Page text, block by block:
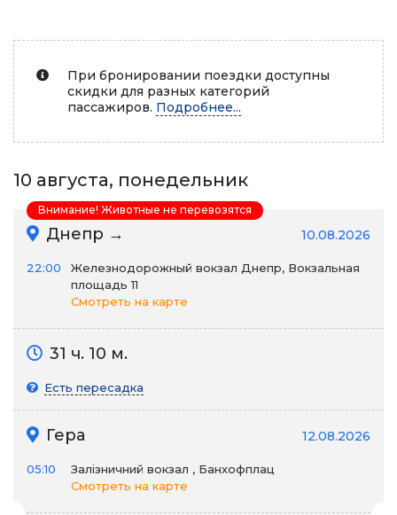
При бронировании поездки доступны
скидки для разных категорий
пассажиров. Подробнее...
10 августа, понедельник
Днепр → 10.08.2026
22:00
Железнодорожный вокзал Днепр, Вокзальная
площадь 11
Смотреть на карте
31 ч. 10 м.
Есть пересадка
Гера 12.08.2026
05:10
Залізничний вокзал , Банхофплац
Смотреть на карте
Внимание! Животные не перевозятся